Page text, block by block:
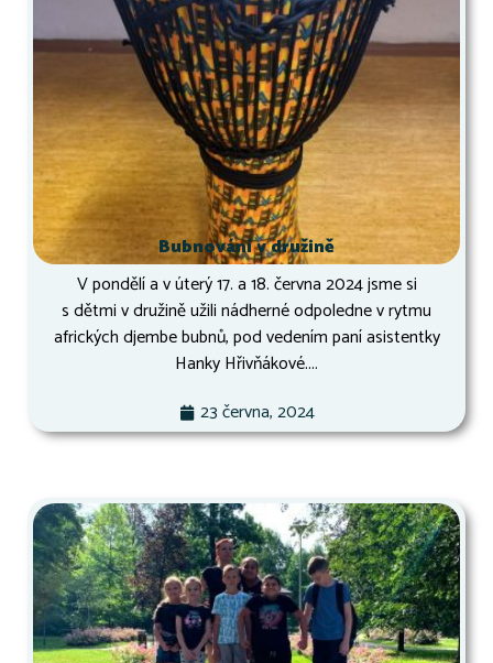
Bubnování v družině
V pondělí a v úterý 17. a 18. června 2024 jsme si
s dětmi v družině užili nádherné odpoledne v rytmu
afrických djembe bubnů, pod vedením paní asistentky
Hanky Hřivňákové....
23 června, 2024